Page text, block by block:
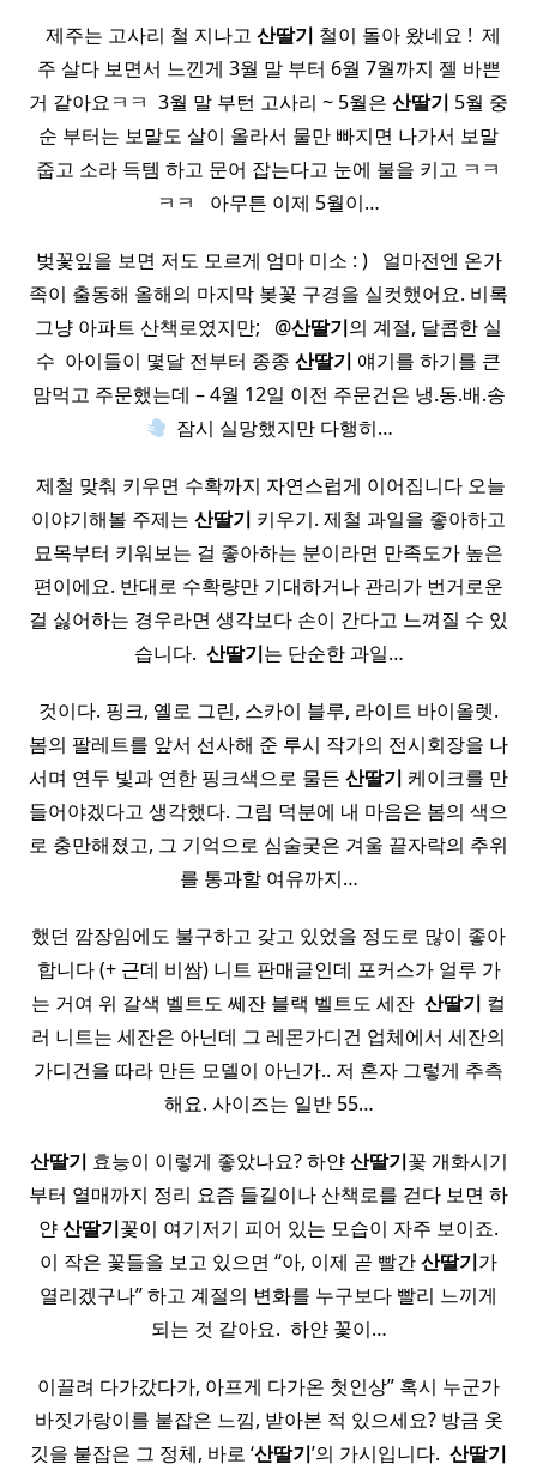
​ ​ 제주는 고사리 철 지나고 산딸기 철이 돌아 왔네요 ! ​ 제
주 살다 보면서 느낀게 3월 말 부터 6월 7월까지 젤 바쁜
거 같아요ㅋㅋ ​ 3월 말 부턴 고사리 ~ 5월은 산딸기 5월 중
순 부터는 보말도 살이 올라서 물만 빠지면 나가서 보말
줍고 소라 득템 하고 문어 잡는다고 눈에 불을 키고 ㅋㅋ
ㅋㅋ ​ ​ 아무튼 이제 5월이…
벚꽃잎을 보면 저도 모르게 엄마 미소 : ) ​ ​ 얼마전엔 온가
족이 출동해 올해의 마지막 봊꽃 구경을 실컷했어요. 비록
그냥 아파트 산책로였지만; ​ ​ @산딸기의 계절, 달콤한 실
수 ​ 아이들이 몇달 전부터 종종 산딸기 얘기를 하기를 큰
맘먹고 주문했는데 – 4월 12일 이전 주문건은 냉.동.배.송
​ 잠시 실망했지만 다행히…
​ 제철 맞춰 키우면 수확까지 자연스럽게 이어집니다 오늘
이야기해볼 주제는 산딸기 키우기. 제철 과일을 좋아하고
묘목부터 키워보는 걸 좋아하는 분이라면 만족도가 높은
편이에요. 반대로 수확량만 기대하거나 관리가 번거로운
걸 싫어하는 경우라면 생각보다 손이 간다고 느껴질 수 있
습니다. ​ 산딸기는 단순한 과일…
것이다. 핑크, 옐로 그린, 스카이 블루, 라이트 바이올렛.
봄의 팔레트를 앞서 선사해 준 루시 작가의 전시회장을 나
서며 연두 빛과 연한 핑크색으로 물든 산딸기 케이크를 만
들어야겠다고 생각했다. 그림 덕분에 내 마음은 봄의 색으
로 충만해졌고, 그 기억으로 심술궂은 겨울 끝자락의 추위
를 통과할 여유까지…
했던 깜장임에도 불구하고 갖고 있었을 정도로 많이 좋아
합니다 (+ 근데 비쌈) 니트 판매글인데 포커스가 얼루 가
는 거여 위 갈색 벨트도 쎄잔 블랙 벨트도 세잔 ​ 산딸기 컬
러 니트는 세잔은 아닌데 그 레몬가디건 업체에서 세잔의
가디건을 따라 만든 모델이 아닌가.. 저 혼자 그렇게 추측
해요. 사이즈는 일반 55…
산딸기 효능이 이렇게 좋았나요? 하얀산딸기꽃 개화시기
부터 열매까지 정리 요즘 들길이나 산책로를 걷다 보면 하
얀산딸기꽃이 여기저기 피어 있는 모습이 자주 보이죠.
이 작은 꽃들을 보고 있으면 “아, 이제 곧 빨간산딸기가
열리겠구나” 하고 계절의 변화를 누구보다 빨리 느끼게
되는 것 같아요. ​ 하얀 꽃이…
이끌려 다가갔다가, 아프게 다가온 첫인상” 혹시 누군가
바짓가랑이를 붙잡은 느낌, 받아본 적 있으세요? 방금 옷
깃을 붙잡은 그 정체, 바로 ‘산딸기’의 가시입니다. ​ 산딸기